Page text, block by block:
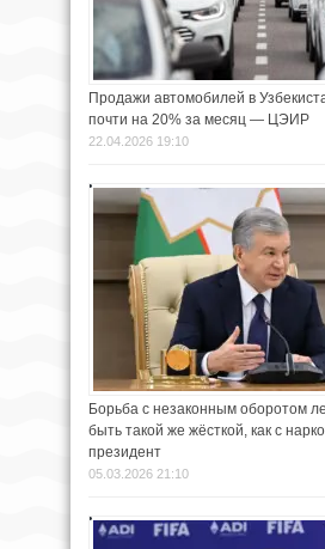
Продажи автомобилей в
почти на 20% за месяц — ЦЭИР
22.04.2026 19:10
Борьба с незаконным оборотом
быть такой же жёсткой, как с
президент
05.03.2026 21:10